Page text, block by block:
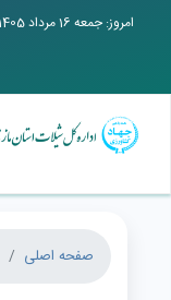
امروز: جمعه 16 مرداد 1405
صفحه اصلی